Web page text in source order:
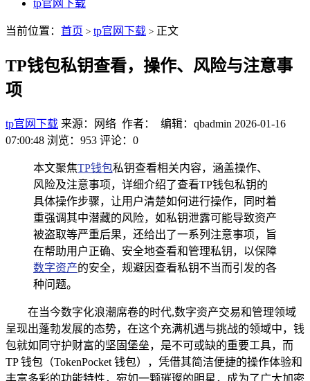
tp官网下载
当前位置： 首页 > tp官网下载 > 正文
TP钱包私钥查看，操作、风险与注意事
项
tp官网下载 来源：网络 作者： 编辑：qbadmin 2026-01-16
07:00:48 浏览：953 评论：0
本文聚焦TP钱包私钥查看相关内容，涵盖操作、
风险及注意事项，详细介绍了查看TP钱包私钥的
具体操作步骤，让用户清楚如何进行操作，同时着
重强调其中潜藏的风险，如私钥泄露可能导致资产
被盗取等严重后果，还给出了一系列注意事项，旨
在帮助用户正确、安全地查看和管理私钥，以保障
数字资产的安全，规避因查看私钥不当而引发的各
种问题。
在当今数字化浪潮席卷的时代,数字资产交易和管理领域
呈现出蓬勃发展的态势，在这个充满机遇与挑战的领域中，钱
包就如同守护财富的坚固堡垒，是不可或缺的重要工具，而
TP 钱包（TokenPocket 钱包），凭借其简洁便捷的操作体验和
丰富多彩的功能特性，宛如一颗璀璨的明星，成为了广大加密